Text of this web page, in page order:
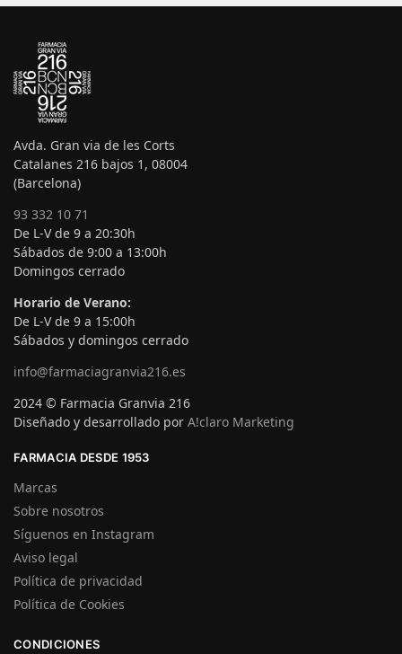
Avda. Gran via de les Corts
Catalanes 216 bajos 1, 08004
(Barcelona)
93 332 10 71
De L-V de 9 a 20:30h
Sábados de 9:00 a 13:00h
Domingos cerrado
Horario de Verano:
De L-V de 9 a 15:00h
Sábados y domingos cerrado
info@farmaciagranvia216.es
2024 © Farmacia Granvia 216
Diseñado y desarrollado por A!claro Marketing
FARMACIA DESDE 1953
Marcas
Sobre nosotros
Síguenos en Instagram
Aviso legal
Política de privacidad
Política de Cookies
CONDICIONES